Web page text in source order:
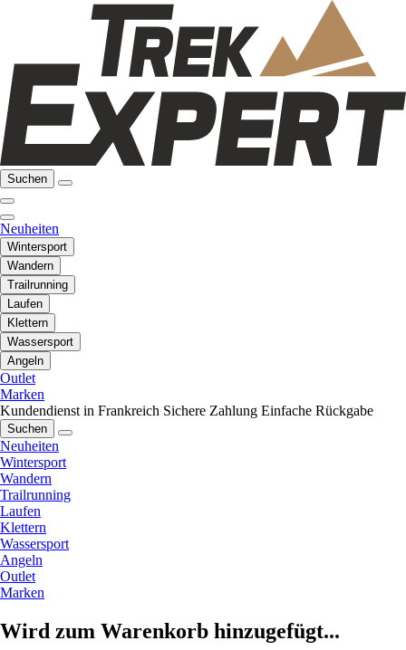
Suchen
Neuheiten
Wintersport
Wandern
Trailrunning
Laufen
Klettern
Wassersport
Angeln
Outlet
Marken
Kundendienst in Frankreich Sichere Zahlung Einfache Rückgabe
Suchen
Neuheiten
Wintersport
Wandern
Trailrunning
Laufen
Klettern
Wassersport
Angeln
Outlet
Marken
Wird zum Warenkorb hinzugefügt...